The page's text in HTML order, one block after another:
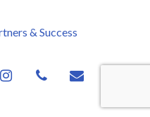
& Success
instagramphone email